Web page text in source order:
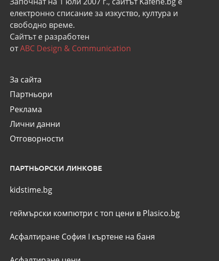
eлектронно списание за изкуство, култура и
свободно време.
Сайтът е разработен
отABC Design & Communication
За сайта
Партньори
Реклама
Лични данни
Отговорности
ПАРТНЬОРСКИ ЛИНКОВЕ
kidstime.bg
геймърски компютри с топ цени в Plasico.bg
Асфалтиране София I къртене на баня